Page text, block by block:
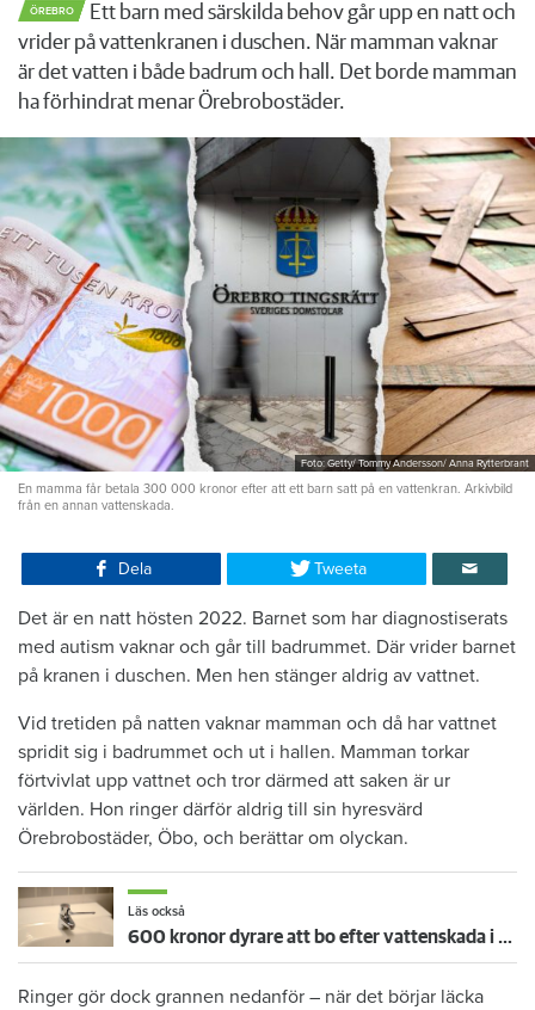
ÖREBRO
Ett barn med särskilda behov går upp en natt och
vrider på vattenkranen i duschen. När mamman vaknar
är det vatten i både badrum och hall. Det borde mamman
ha förhindrat menar Örebrobostäder.
Foto: Getty/ Tommy Andersson/ Anna Rytterbrant
En mamma får betala 300 000 kronor efter att ett barn satt på en vattenkran. Arkivbild
från en annan vattenskada.
Dela Tweeta
Det är en natt hösten 2022. Barnet som har diagnostiserats
med autism vaknar och går till badrummet. Där vrider barnet
på kranen i duschen. Men hen stänger aldrig av vattnet.
Vid tretiden på natten vaknar mamman och då har vattnet
spridit sig i badrummet och ut i hallen. Mamman torkar
förtvivlat upp vattnet och tror därmed att saken är ur
världen. Hon ringer därför aldrig till sin hyresvärd
Örebrobostäder, Öbo, och berättar om olyckan.
Läs också
600 kronor dyrare att bo efter vattenskada i Varberg
Ringer gör dock grannen nedanför – när det börjar läcka